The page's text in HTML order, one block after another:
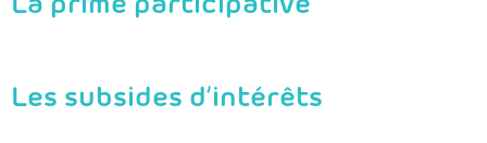
La prime participative
Les subsides d’intérêts